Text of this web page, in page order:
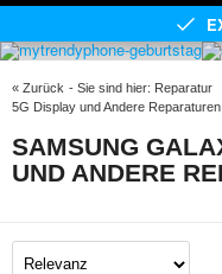
« Zurück - Sie sind hier: Reparatur
5G Display und Andere Reparaturen
SAMSUNG
UND ANDERE